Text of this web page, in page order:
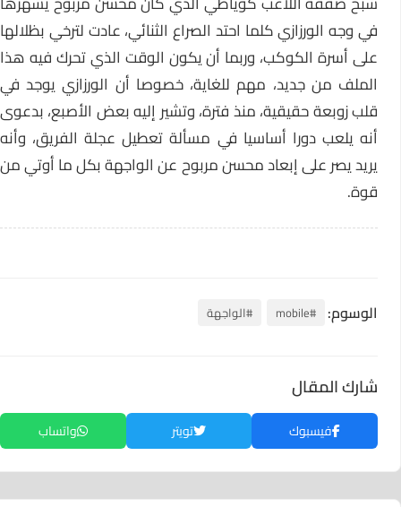
في وجه الورزازي كلما احتد الصراع الثنائي، عادت لترخي بظلالها
على أسرة الكوكب، وربما أن يكون الوقت الذي تحرك فيه هذا
الملف من جديد، مهم للغاية، خصوصا أن الورزازي يوجد في
قلب زوبعة حقيقية، منذ فترة، وتشير إليه بعض الأصبع، بدعوى
أنه يلعب دورا أساسيا في مسألة تعطيل عجلة الفريق، وأنه
يريد يصر على إبعاد محسن مربوح عن الواجهة بكل ما أوتي من
قوة.
الوسوم: #mobile #الواجهة
شارك المقال
فيسبوك تويتر واتساب